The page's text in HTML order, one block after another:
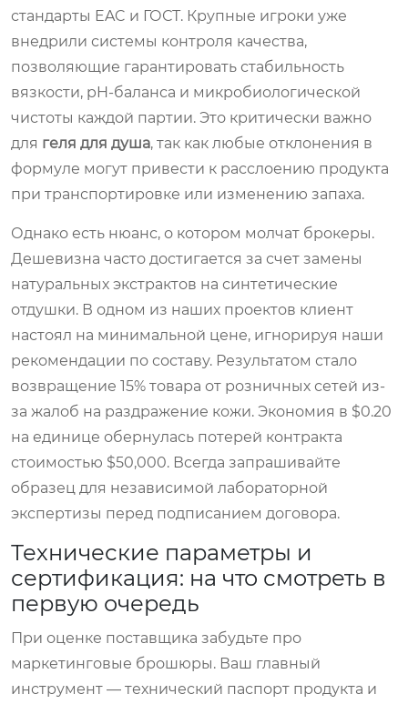
стандарты EAC и ГОСТ. Крупные игроки уже
внедрили системы контроля качества,
позволяющие гарантировать стабильность
вязкости, pH-баланса и микробиологической
чистоты каждой партии. Это критически важно
для геля для душа, так как любые отклонения в
формуле могут привести к расслоению продукта
при транспортировке или изменению запаха.
Однако есть нюанс, о котором молчат брокеры.
Дешевизна часто достигается за счет замены
натуральных экстрактов на синтетические
отдушки. В одном из наших проектов клиент
настоял на минимальной цене, игнорируя наши
рекомендации по составу. Результатом стало
возвращение 15% товара от розничных сетей из-
за жалоб на раздражение кожи. Экономия в $0.20
на единице обернулась потерей контракта
стоимостью $50,000. Всегда запрашивайте
образец для независимой лабораторной
экспертизы перед подписанием договора.
Технические параметры и
сертификация: на что смотреть в
первую очередь
При оценке поставщика забудьте про
маркетинговые брошюры. Ваш главный
инструмент — технический паспорт продукта и